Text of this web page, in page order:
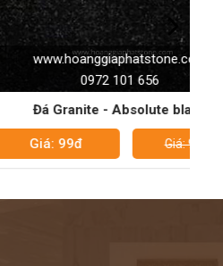
0972 101 656
- Absolute black